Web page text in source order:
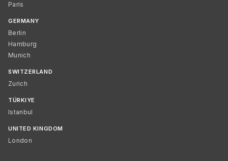
Paris
GERMANY
Berlin
Hamburg
Munich
SWITZERLAND
Zurich
TÜRKIYE
Istanbul
UNITED KINGDOM
London